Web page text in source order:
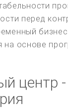
перед
на основе
центр -